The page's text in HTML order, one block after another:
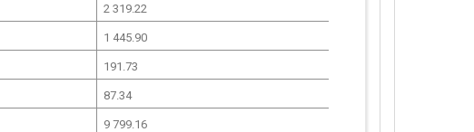
2 319.22
1 445.90
191.73
87.34
9 799.16